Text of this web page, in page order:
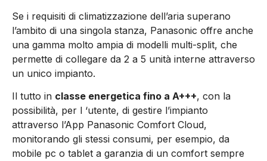
Se i requisiti di climatizzazione dell’aria superano
l’ambito di una singola stanza, Panasonic offre anche
una gamma molto ampia di modelli multi-split, che
permette di collegare da 2 a 5 unità interne attraverso
un unico impianto.
Il tutto in classe energetica fino a A+++, con la
possibilità, per l ‘utente, di gestire l’impianto
attraverso l’App Panasonic Comfort Cloud,
monitorando gli stessi consumi, per esempio, da
mobile pc o tablet a garanzia di un comfort sempre